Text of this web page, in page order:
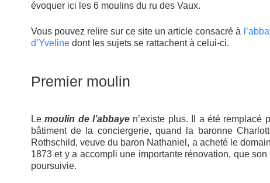
évoquer ici les 6 moulins du ru des Vaux.
Vous pouvez relire sur ce site un article consacré à
d’Yvelinedont les sujets se rattachent à celui-ci.
Premier moulin
Lemoulin de l’abbaye n’existe plus. Il a été remplacé
bâtiment de la conciergerie, quand la baronne
Rothschild, veuve du baron Nathaniel, a acheté le
1873 et y a accompli une importante rénovation, que son
poursuivie.